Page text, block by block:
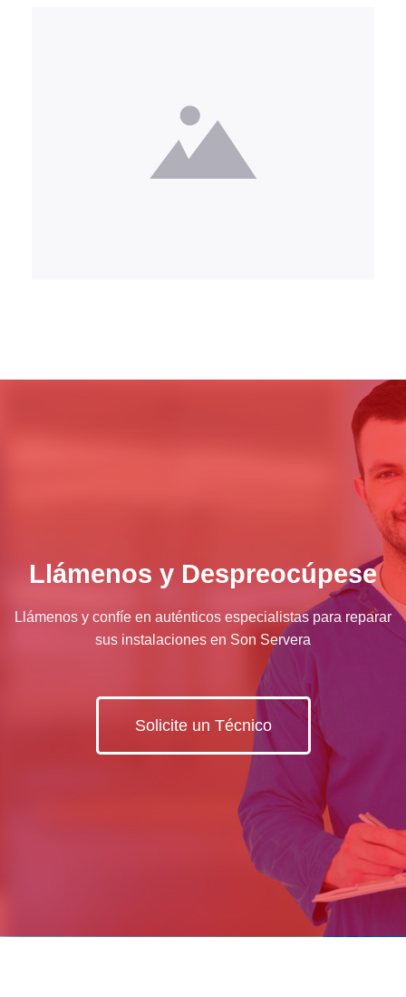
Llámenos y Despreocúpese
Llámenos y confíe en auténticos especialistas para reparar
sus instalaciones en Son Servera
Solicite un Técnico